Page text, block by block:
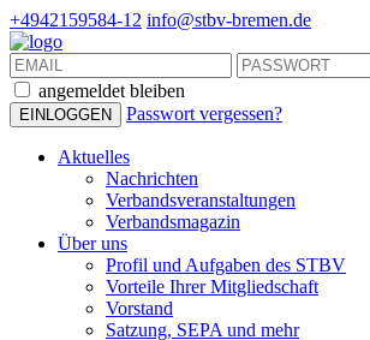
+4942159584-12 info@stbv-bremen.de
angemeldet bleiben
Passwort vergessen?
Aktuelles
Nachrichten
Verbandsveranstaltungen
Verbandsmagazin
Über uns
Profil und Aufgaben des STBV
Vorteile Ihrer Mitgliedschaft
Vorstand
Satzung, SEPA und mehr